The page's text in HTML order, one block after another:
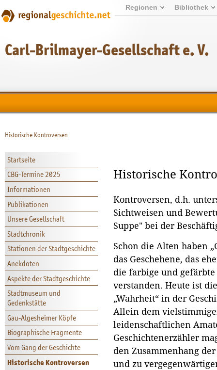
Regionen Bibliothek
Carl-Brilmayer-Gesellschaft e. V.
Historische Kontroversen
Startseite
CBG-Termine 2025
Informationen
Publikationen
Unsere Gesellschaft
Stadtchronik
Stationen der Stadtgeschichte
Anekdoten
Aspekte der Stadtgeschichte
Stadtmuseum und
Gedenkstätte
Gau-Algesheimer Köpfe
Biographische Fragmente
Vom Gang der Geschichte
Historische Kontroversen
Historische
Kontroversen, d.h.
Sichtweisen und
Suppe" bei der
Schon die Alten haben
das Geschehene, das
die farbige und gefärbte
verstanden. Heute ist
„Wahrheit“ in der
Allein dem
leidenschaftlichen
Geschichtenerzähler
den Zusammenhang
und zu